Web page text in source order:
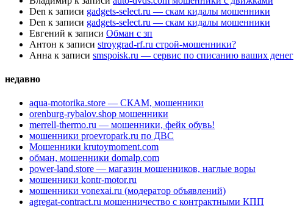
Den к записи gadgets-select.ru — скам кидалы мошенники
Den к записи gadgets-select.ru — скам кидалы мошенники
Евгений к записи Обман с зп
Антон к записи stroygrad-rf.ru строй-мошенники?
Анна к записи smspoisk.ru — сервис по списанию ваших денег
недавно
aqua-motorika.store — СКАМ, мошенники
orenburg-rybalov.shop мошенники
merrell-thermo.ru — мошенники, фейк обувь!
мошенники proevropark.ru по ДВС
Мошенники krutoymoment.com
обман, мошенники domalp.com
power-land.store — магазин мошенников, наглые воры
мошенники kontr-motor.ru
мошенники vonexai.ru (модератор объявлений)
agregat-contract.ru мошенничество с контрактными КПП